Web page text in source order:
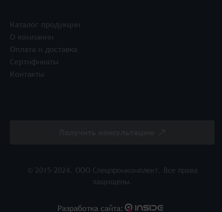
Каталог продукции
О компании
Оплата и доставка
Сертификаты
Контакты
© 2015-2024. ООО Спецпромкомплект. Все права
защищены.
Разработка cайта: